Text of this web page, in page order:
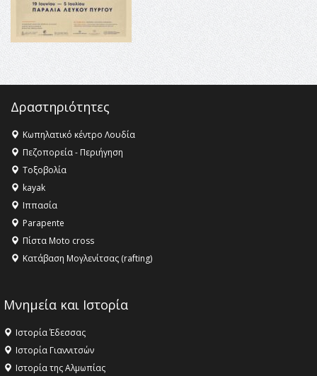
Δραστηριότητες
Κωπηλατικό κέντρο Λουδία
Πεζοπορεία - Περιήγηση
Τοξοβολία
kayak
Ιππασία
Parapente
Πίστα Moto cross
Κατάβαση Μογλενίτσας (rafting)
Μνημεία και Ιστορία
Ιστορία Έδεσσας
Ιστορία Γιαννιτσών
Ιστορία της Αλμωπίας